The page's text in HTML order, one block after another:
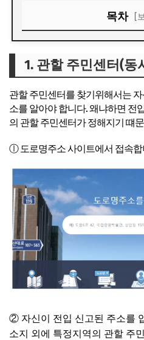
목차 [
2. 주민센터(동사무소) 영업시
1. 관할 주민센터(동
관할 주민센터를 찾기위해서는
소를 알아야 합니다. 왜냐하면 전
의 관할 주민센터가 정해지기 떄
ⓛ 도로명주소 사이트에서 접속합
② 자신이 전입 신고된 주소를
소지 외에 특정지역의 관할 주